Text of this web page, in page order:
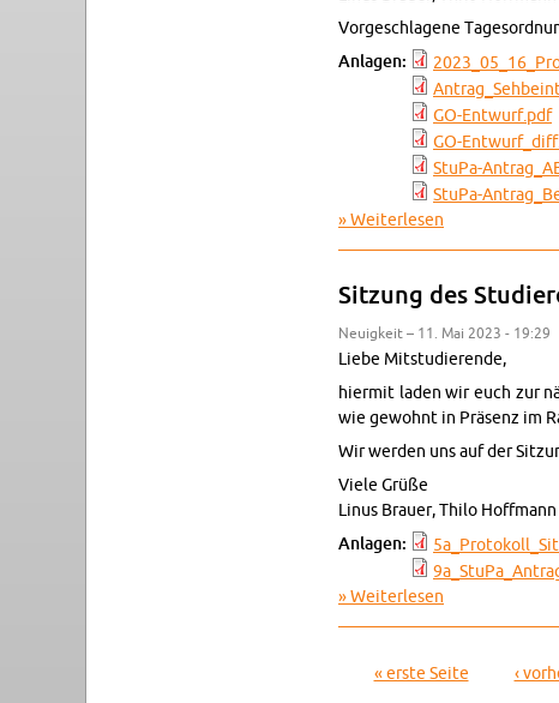
Vor­ge­schla­ge­ne
An­la­gen:
GO-​Entwurf.​pdf
GO-
Stu­Pa-
Stu­Pa-
Wei­ter­le­sen
Sit­zung des
Neu­ig­keit – 11. Mai 2023 - 19:29
Liebe Mit­stu­die­ren­de,
hier­mit laden wir euch zur
wie ge­wohnt in Prä­senz im
Wir wer­den uns auf der
Viele Grüße
Linus Brau­er, Thilo
An­la­gen:
Wei­ter­le­sen
« erste Seite ‹